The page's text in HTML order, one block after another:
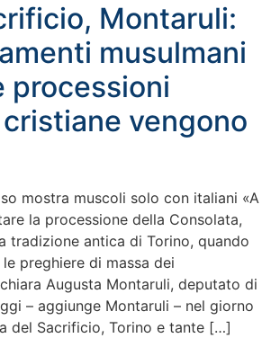
Montaruli:
musulmani
processioni
vengono
mostra muscoli solo con italiani «A
la processione della Consolata,
tradizione antica di Torino, quando
preghiere di massa dei
Augusta Montaruli, deputato di
– aggiunge Montaruli – nel giorno
del Sacrificio, Torino e tante […]